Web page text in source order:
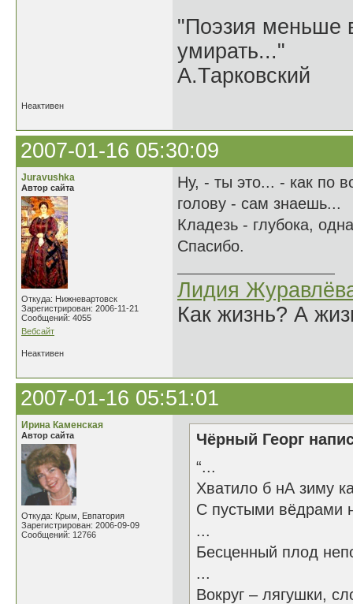
"Поэзия меньше
умирать..."
А.Тарковский
Неактивен
2007-01-16 05:30:09
Juravushka
Автор сайта
Откуда: Нижневартовск
Зарегистрирован: 2006-11-21
Сообщений: 4055
Вебсайт
Ну, - ты это... - как по
голову - сам знаешь...
Кладезь - глубока,
Спасибо.
Лидия
Как жизнь? А
Неактивен
2007-01-16 05:51:01
Ирина Каменская
Автор сайта
Откуда: Крым, Евпатория
Зарегистрирован: 2006-09-09
Сообщений: 12766
Чёрный Георг
“...
Хватило б нА зиму
С пустыми вёдрами
...
Бесценный плод
...
Вокруг – лягушки,